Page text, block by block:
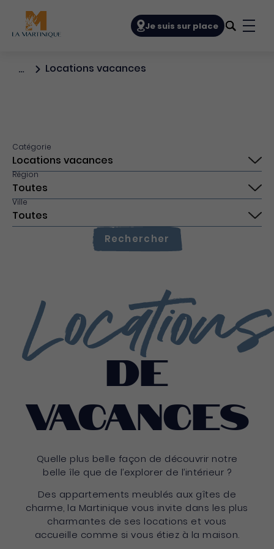
Je suis sur place
… Locations vacances
Catégorie
Région
Ville
Rechercher
Locations
de
vacances
Quelle plus belle façon de découvrir notre
belle île que de l’explorer de l’intérieur ?
Des appartements meublés aux gîtes de
charme, la Martinique vous invite dans les plus
charmantes de ses locations et vous
accueille comme si vous étiez à la maison.